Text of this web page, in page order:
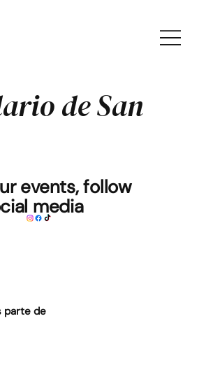
de San
events, follow
media
parte de